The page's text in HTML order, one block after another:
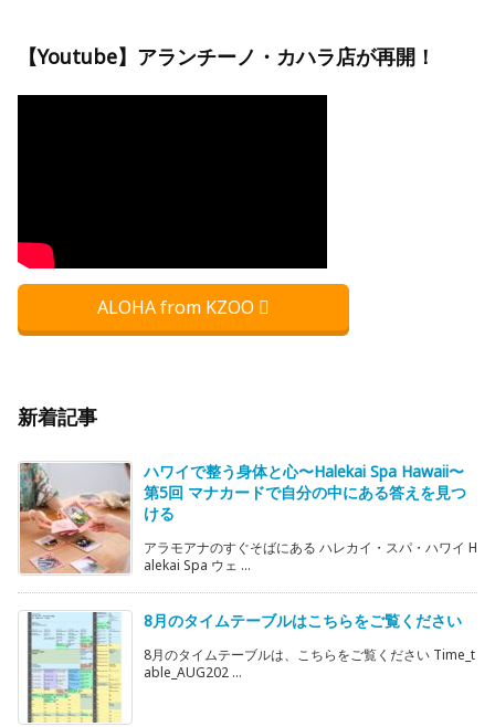
【Youtube】アランチーノ・カハラ店が再開！
ALOHA from KZOO
新着記事
ハワイで整う身体と心〜Halekai Spa Hawaii〜
第5回 マナカードで自分の中にある答えを見つ
ける
アラモアナのすぐそばにある ハレカイ・スパ・ハワイ H
alekai Spa ウェ ...
8月のタイムテーブルはこちらをご覧ください
8月のタイムテーブルは、こちらをご覧ください Time_t
able_AUG202 ...